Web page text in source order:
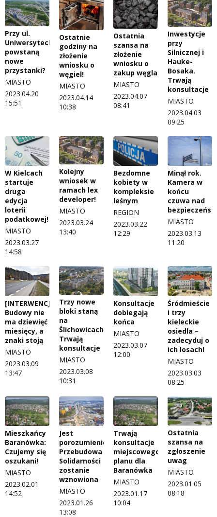
Przy ul.
Uniwersyteckiej
powstaną
nowe
przystanki?
MIASTO
2023.04.20
15:51
Ostatnie
godziny na
złożenie
wniosku o
węgiel!
MIASTO
2023.04.14
10:38
Ostatnia
szansa na
złożenie
wniosku o
zakup węgla
MIASTO
2023.04.07
08:41
Inwestycje
przy
Silnicznej i
Hauke-
Bosaka.
Trwają
konsultacje
MIASTO
2023.04.03
09:25
W Kielcach
startuje
druga
edycja
loterii
podatkowej!
MIASTO
2023.03.27
14:58
Kolejny
wniosek w
ramach lex
developer!
MIASTO
2023.03.24
13:40
Bezdomne
kobiety w
kompleksie
leśnym
REGION
2023.03.22
12:29
Minął rok.
Kamera w
końcu
czuwa nad
MIASTO
2023.03.13
11:20
[INTERWENCJA]
Budowy nie
ma dziewięć
miesięcy, a
znaki stoją
MIASTO
2023.03.09
13:47
Trzy nowe
bloki staną
na
Ślichowicach?
Trwają
konsultacje
MIASTO
2023.03.08
10:31
Konsultacje
dobiegają
końca
MIASTO
2023.03.07
12:00
Śródmieście
i trzy
kieleckie
osiedla –
zadecyduj o
ich losach!
MIASTO
2023.03.03
08:25
Mieszkańcy
Baranówka:
Czujemy się
oszukani!
MIASTO
2023.02.01
14:52
Jest
porozumienie.
Przebudowa
Solidarności
zostanie
wznowiona
MIASTO
2023.01.26
13:08
Trwają
konsultacje
miejscowego
planu dla
Baranówka
MIASTO
2023.01.17
10:04
Ostatnia
szansa na
zgłoszenie
uwag
MIASTO
2023.01.05
08:18